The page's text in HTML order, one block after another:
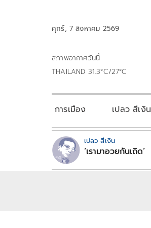
ศุกร์, 7 สิงหาคม 2569
สภาพอากาศวันนี้
THAILAND 31.3°C/27°C
การเมือง เปลว สีเงิน
เปลว สีเงิน
‘เรามาอวยกันเถิด’